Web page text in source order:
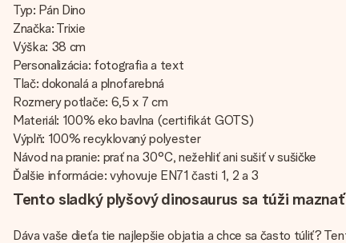
Typ: Pán Dino
Značka: Trixie
Výška: 38 cm
Personalizácia: fotografia a text
Tlač: dokonalá a plnofarebná
Rozmery potlače: 6,5 x 7 cm
Materiál: 100% eko bavlna (certifikát GOTS)
Výplň: 100% recyklovaný polyester
Návod na pranie: prať na 30°C, nežehliť ani sušiť v sušičke
Ďalšie informácie: vyhovuje EN71 časti 1, 2 a 3
Tento sladký plyšový dinosaurus sa túži
Dáva vaše dieťa tie najlepšie objatia a chce sa často túliť?